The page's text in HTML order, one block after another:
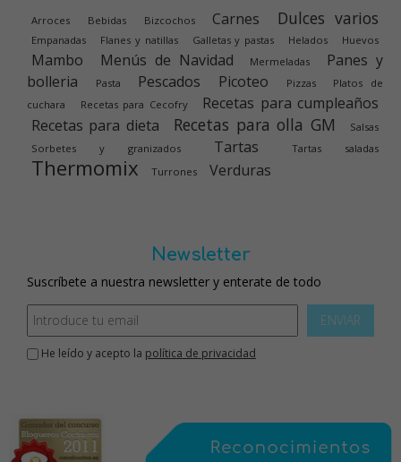
Arroces Bebidas Bizcochos Carnes Dulces varios
Empanadas Flanes y natillas Galletas y pastas Helados Huevos
Mambo Menús de Navidad Mermeladas
Panes y
bolleria
Pasta Pescados Picoteo Pizzas
Platos de
cuchara
Recetas para Cecofry
Recetas para cumpleaños
Recetas para dieta
Recetas para olla GM
Salsas
Sorbetes y granizados
Tartas Tartas saladas
Thermomix Turrones Verduras
Newsletter
Suscríbete a nuestra newsletter y enterate de todo
ENVIAR
He leído y acepto la política de privacidad